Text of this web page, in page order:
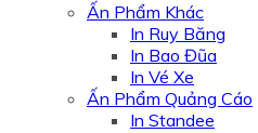
Ấn Phẩm Khác
In Ruy Băng
In Bao Đũa
In Vé Xe
Ấn Phẩm Quảng Cáo
In Standee